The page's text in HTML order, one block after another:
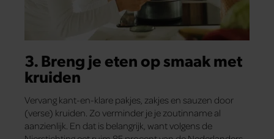
3. Breng je eten op smaak met
kruiden
Vervang kant-en-klare pakjes, zakjes en sauzen door
(verse) kruiden. Zo verminder je je zoutinname al
aanzienlijk. En dat is belangrijk, want volgens de